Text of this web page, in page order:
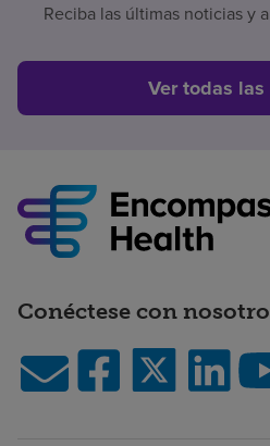
Reciba las últimas noticias y
Ver todas
Conéctese con